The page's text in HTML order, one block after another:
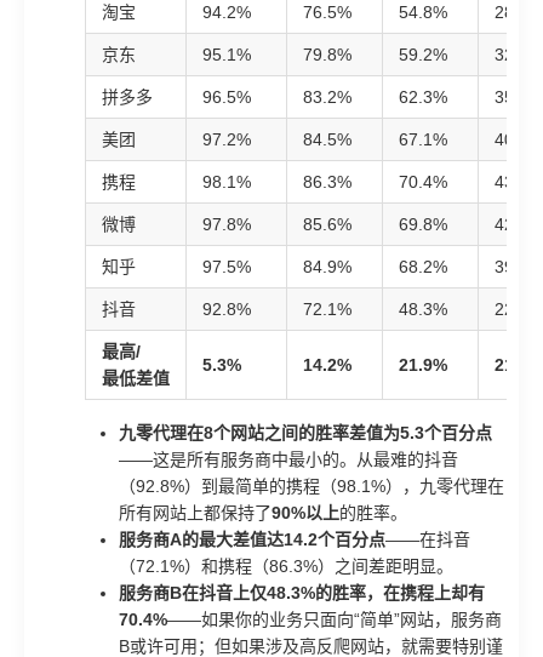
淘宝 94.2% 76.5% 54.8% 28.3%
京东 95.1% 79.8% 59.2% 32.1%
拼多多 96.5% 83.2% 62.3% 35.6%
美团 97.2% 84.5% 67.1% 40.2%
携程 98.1% 86.3% 70.4% 43.8%
微博 97.8% 85.6% 69.8% 42.1%
知乎 97.5% 84.9% 68.2% 39.7%
抖音 92.8% 72.1% 48.3% 22.6%
最高/
最低差值
5.3% 14.2% 21.9% 21.2%
九零代理在8个网站之间的胜率差值为5.3个百分点
——这是所有服务商中最小的。从最难的抖音
（92.8%）到最简单的携程（98.1%），九零代理在
所有网站上都保持了90%以上的胜率。
服务商A的最大差值达14.2个百分点——在抖音
（72.1%）和携程（86.3%）之间差距明显。
服务商B在抖音上仅48.3%的胜率，在携程上却有
70.4%——如果你的业务只面向“简单”网站，服务商
B或许可用；但如果涉及高反爬网站，就需要特别谨